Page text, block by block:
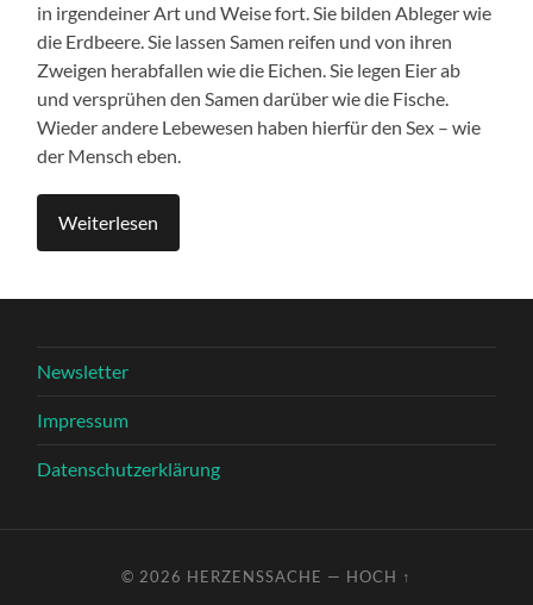
in irgendeiner Art und Weise fort. Sie bilden Ableger wie
die Erdbeere. Sie lassen Samen reifen und von ihren
Zweigen herabfallen wie die Eichen. Sie legen Eier ab
und versprühen den Samen darüber wie die Fische.
Wieder andere Lebewesen haben hierfür den Sex – wie
der Mensch eben.
Weiterlesen
Newsletter
Impressum
Datenschutzerklärung
© 2026 HERZENSSACHE — HOCH ↑